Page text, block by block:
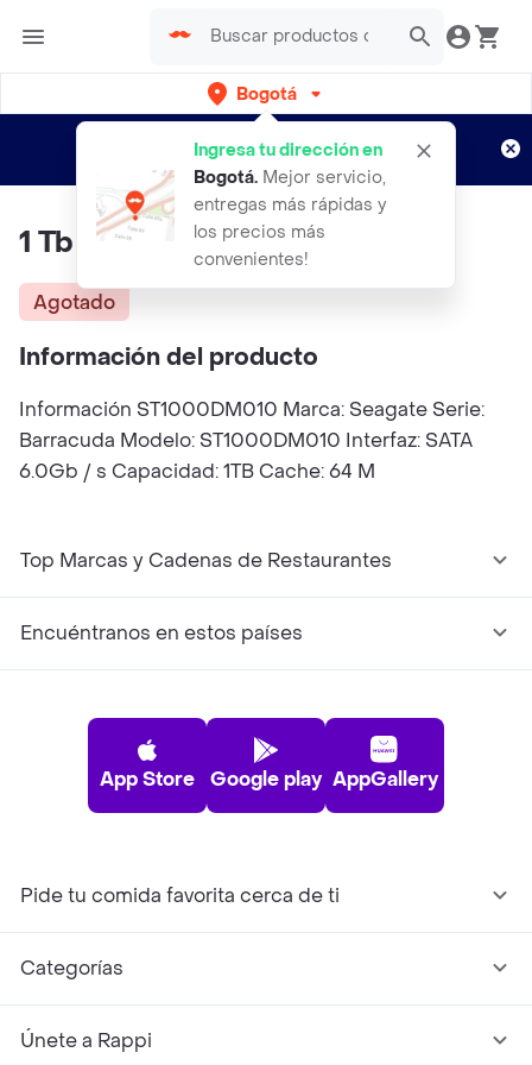
Bogotá
Ingresa tu dirección en
Bogotá. Mejor servicio,
entregas más rápidas y
los precios más
convenientes!
envíos gratis por semanas
Aplican TyC
1 Tb 7200 Rpm 64b Seguate
Agotado
Información del producto
Información ST1000DM010 Marca: Seagate Serie:
Barracuda Modelo: ST1000DM010 Interfaz: SATA
6.0Gb / s Capacidad: 1TB Cache: 64 M
Top Marcas y Cadenas de Restaurantes
Encuéntranos en estos países
App Store Google play AppGallery
Pide tu comida favorita cerca de ti
Categorías
Únete a Rappi